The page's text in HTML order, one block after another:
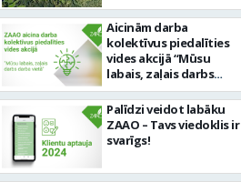
Aicinām darba
kolektīvus piedalīties
vides akcijā “Mūsu
labais, zaļais darbs
darba vietā”!
Palīdzi veidot labāku
ZAAO – Tavs viedoklis ir
svarīgs!